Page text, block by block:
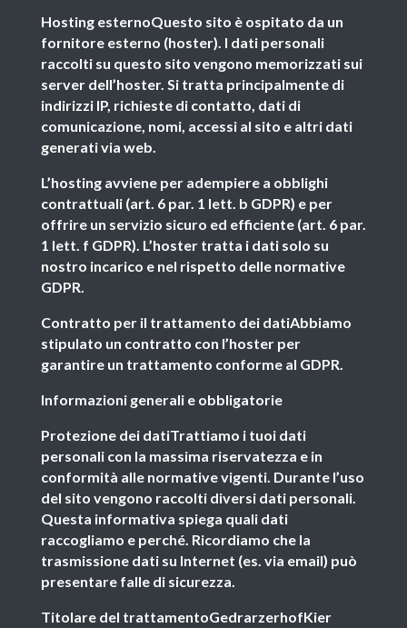
Hosting esternoQuesto sito è ospitato da un
fornitore esterno (hoster). I dati personali
raccolti su questo sito vengono memorizzati sui
server dell’hoster. Si tratta principalmente di
indirizzi IP, richieste di contatto, dati di
comunicazione, nomi, accessi al sito e altri dati
generati via web.
L’hosting avviene per adempiere a obblighi
contrattuali (art. 6 par. 1 lett. b GDPR) e per
offrire un servizio sicuro ed efficiente (art. 6 par.
1 lett. f GDPR). L’hoster tratta i dati solo su
nostro incarico e nel rispetto delle normative
GDPR.
Contratto per il trattamento dei datiAbbiamo
stipulato un contratto con l’hoster per
garantire un trattamento conforme al GDPR.
Informazioni generali e obbligatorie
Protezione dei datiTrattiamo i tuoi dati
personali con la massima riservatezza e in
conformità alle normative vigenti. Durante l’uso
del sito vengono raccolti diversi dati personali.
Questa informativa spiega quali dati
raccogliamo e perché. Ricordiamo che la
trasmissione dati su Internet (es. via email) può
presentare falle di sicurezza.
Titolare del trattamentoGedrarzerhofKier